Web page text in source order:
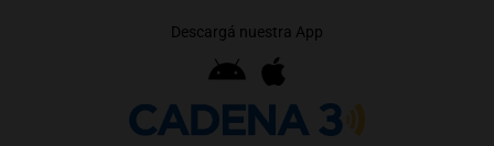
Descargá nuestra App